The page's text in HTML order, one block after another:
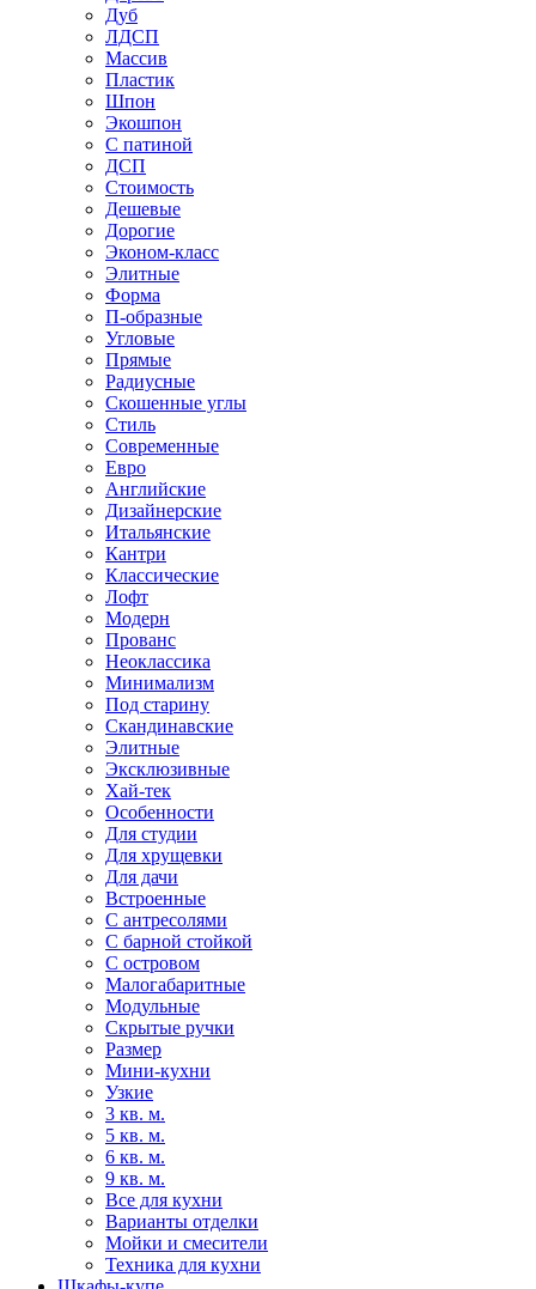
Дуб
ЛДСП
Массив
Пластик
Шпон
Экошпон
С патиной
ДСП
Стоимость
Дешевые
Дорогие
Эконом-класс
Элитные
Форма
П-образные
Угловые
Прямые
Радиусные
Скошенные углы
Стиль
Современные
Евро
Английские
Дизайнерские
Итальянские
Кантри
Классические
Лофт
Модерн
Прованс
Неоклассика
Минимализм
Под старину
Скандинавские
Элитные
Эксклюзивные
Хай-тек
Особенности
Для студии
Для хрущевки
Для дачи
Встроенные
С антресолями
С барной стойкой
С островом
Малогабаритные
Модульные
Скрытые ручки
Размер
Мини-кухни
Узкие
3 кв. м.
5 кв. м.
6 кв. м.
9 кв. м.
Все для кухни
Варианты отделки
Мойки и смесители
Техника для кухни